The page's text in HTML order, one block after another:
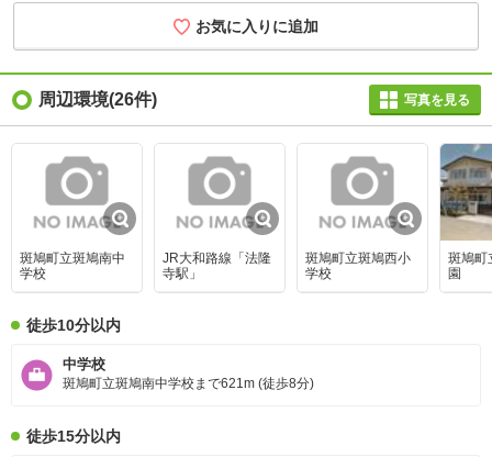
お気に入りに追加
周辺環境(26件) 写真を見る
斑鳩町立斑鳩南中
学校
JR大和路線「法隆
寺駅」
斑鳩町立斑鳩西小
学校
斑鳩町
園
徒歩10分以内
中学校
斑鳩町立斑鳩南中学校まで621m (徒歩8分)
徒歩15分以内